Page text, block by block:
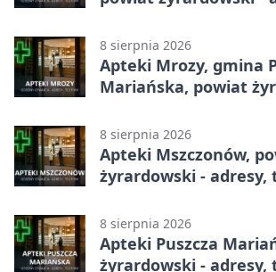
8 sierpnia 2026
Apteki Mrozy, gmina
Mariańska, powiat
8 sierpnia 2026
Apteki Mszczonów,
żyrardowski - adresy,
8 sierpnia 2026
Apteki Puszcza
żyrardowski - adresy,